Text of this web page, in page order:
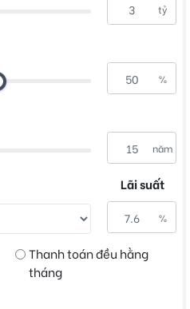
tỷ
%
năm
Lãi suất
%
Thanh toán đều hằng
tháng